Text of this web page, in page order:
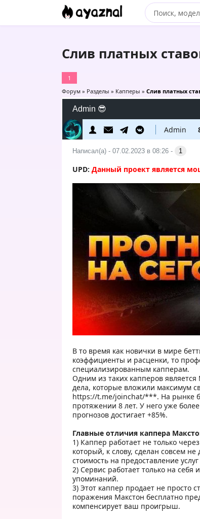
Слив платных
1
Форум » Разделы » Капперы » Слив платных
Admin 😎
Admin
Написал(а) - 07.02.2023 в 08:26 - 1
UPD: Данный проект является
В то время как новички в мире
коэффициенты и расценки, то
специализированным капперам.
Одним из таких капперов
дела, которые вложили максимум
https://t.me/joinchat/***. На рынке
протяжении 8 лет. У него уже
прогнозов достигает +85%.
Главные отличия каппера
1) Каппер работает не только
который, к слову, сделан совсем
стоимость на предоставление
2) Сервис работает только на себя
упоминаний.
3) Этот каппер продает не просто
поражения Макстон бесплатно
компенсирует ваш проигрыш.